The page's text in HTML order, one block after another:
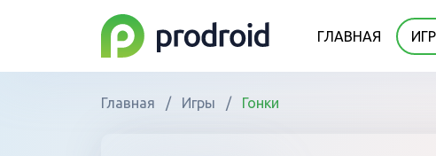
ГЛАВНАЯ
Главная / Игры / Гонки